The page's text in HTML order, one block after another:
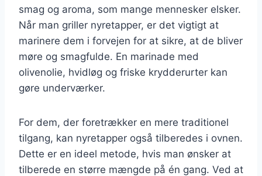
smag og aroma, som mange mennesker elsker.
Når man griller nyretapper, er det vigtigt at
marinere dem i forvejen for at sikre, at de bliver
møre og smagfulde. En marinade med
olivenolie, hvidløg og friske krydderurter kan
gøre underværker.
For dem, der foretrækker en mere traditionel
tilgang, kan nyretapper også tilberedes i ovnen.
Dette er en ideel metode, hvis man ønsker at
tilberede en større mængde på én gang. Ved at